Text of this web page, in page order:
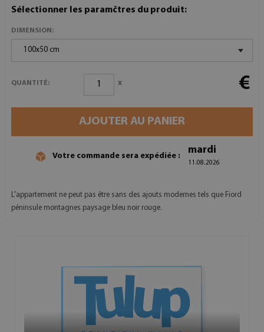
Sélectionner les paramčtres du produit:
DIMENSION:
100x50 cm
QUANTITÉ: x €
AJOUTER AU PANIER
Votre commande sera expédiée :
mardi
11.08.2026
L'appartement ne peut pas être sans des ajouts modernes tels que Fiord
péninsule montagnes paysage bleu noir rouge.